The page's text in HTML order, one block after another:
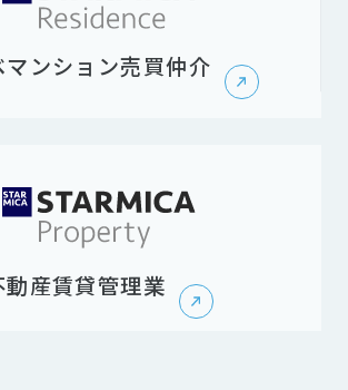
マンション売買仲介
動産賃貸管理業